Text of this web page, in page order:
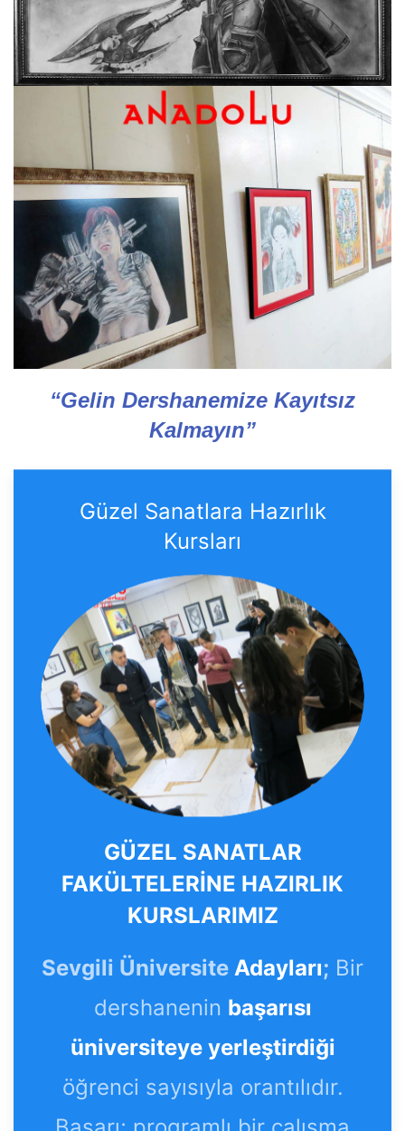
“Gelin Dershanemize Kayıtsız
Kalmayın”
Güzel Sanatlara Hazırlık
Kursları
GÜZEL SANATLAR
FAKÜLTELERİNE HAZIRLIK
KURSLARIMIZ
Sevgili Üniversite Adayları; Bir
dershanenin başarısı
üniversiteye yerleştirdiği
öğrenci sayısıyla orantılıdır.